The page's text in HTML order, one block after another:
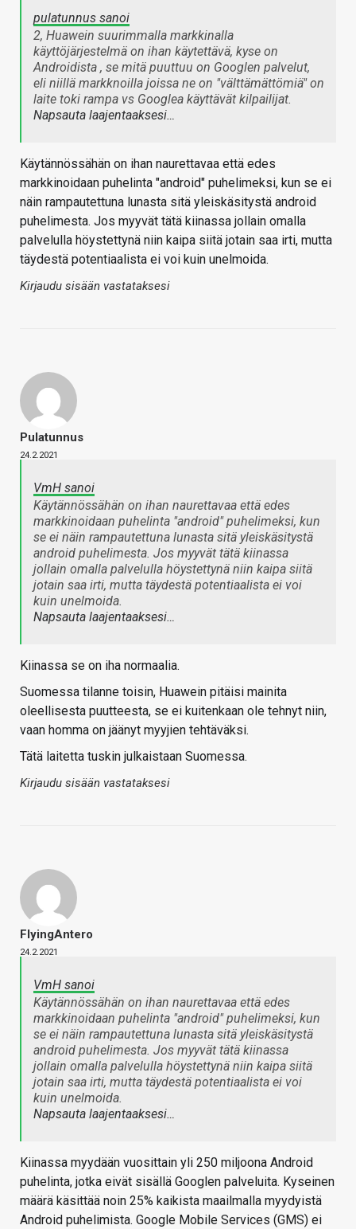
pulatunnus sanoi
2, Huawein suurimmalla markkinalla
käyttöjärjestelmä on ihan käytettävä, kyse on
Androidista , se mitä puuttuu on Googlen palvelut,
eli niillä markknoilla joissa ne on "välttämättömiä" on
laite toki rampa vs Googlea käyttävät kilpailijat.
Napsauta laajentaaksesi…
Käytännössähän on ihan naurettavaa että edes
markkinoidaan puhelinta "android" puhelimeksi, kun se ei
näin rampautettuna lunasta sitä yleiskäsitystä android
puhelimesta. Jos myyvät tätä kiinassa jollain omalla
palvelulla höystettynä niin kaipa siitä jotain saa irti, mutta
täydestä potentiaalista ei voi kuin unelmoida.
Kirjaudu sisään vastataksesi
Pulatunnus
24.2.2021
VmH sanoi
Käytännössähän on ihan naurettavaa että edes
markkinoidaan puhelinta "android" puhelimeksi, kun
se ei näin rampautettuna lunasta sitä yleiskäsitystä
android puhelimesta. Jos myyvät tätä kiinassa
jollain omalla palvelulla höystettynä niin kaipa siitä
jotain saa irti, mutta täydestä potentiaalista ei voi
kuin unelmoida.
Napsauta laajentaaksesi…
Kiinassa se on iha normaalia.
Suomessa tilanne toisin, Huawein pitäisi mainita
oleellisesta puutteesta, se ei kuitenkaan ole tehnyt niin,
vaan homma on jäänyt myyjien tehtäväksi.
Tätä laitetta tuskin julkaistaan Suomessa.
Kirjaudu sisään vastataksesi
FlyingAntero
24.2.2021
VmH sanoi
Käytännössähän on ihan naurettavaa että edes
markkinoidaan puhelinta "android" puhelimeksi, kun
se ei näin rampautettuna lunasta sitä yleiskäsitystä
android puhelimesta. Jos myyvät tätä kiinassa
jollain omalla palvelulla höystettynä niin kaipa siitä
jotain saa irti, mutta täydestä potentiaalista ei voi
kuin unelmoida.
Napsauta laajentaaksesi…
Kiinassa myydään vuosittain yli 250 miljoona Android
puhelinta, jotka eivät sisällä Googlen palveluita. Kyseinen
määrä käsittää noin 25% kaikista maailmalla myydyistä
Android puhelimista. Google Mobile Services (GMS) ei